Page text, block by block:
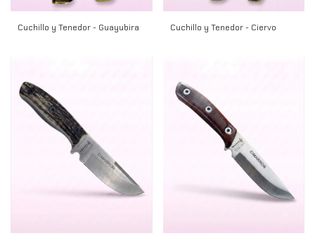
Cuchillo y Tenedor - Guayubira Cuchillo y Tenedor - Ciervo